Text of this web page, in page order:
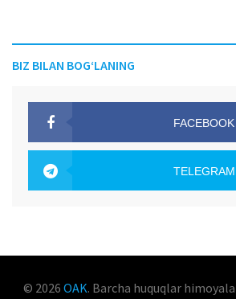
BIZ BILAN BOG‘LANING
FACEBOOK
TELEGRAM
© 2026 OAK. Barcha huquqlar